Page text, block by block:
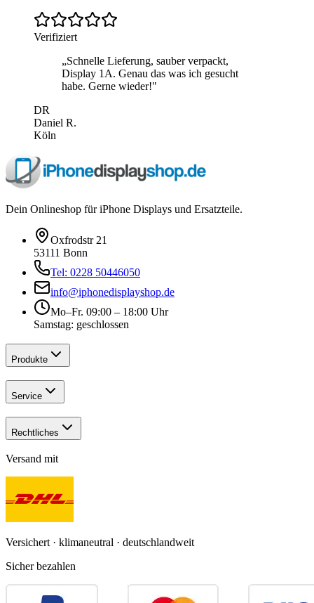
Verifiziert
„Schnelle Lieferung, sauber verpackt,
Display 1A. Genau das was ich gesucht
habe. Gerne wieder!"
DR
Daniel R.
Köln
Dein Onlineshop für iPhone Displays und Ersatzteile.
Oxfrodstr 21
53111 Bonn
Tel: 0228 50446050
info@iphonedisplayshop.de
Mo–Fr. 09:00 – 18:00 Uhr
Samstag: geschlossen
Produkte
Service
Rechtliches
Versand mit
Versichert · klimaneutral · deutschlandweit
Sicher bezahlen